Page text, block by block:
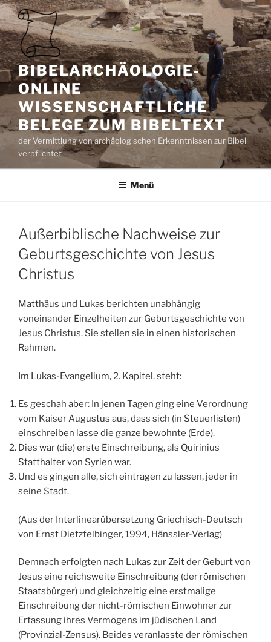
Zum
Inhalt
springen
BIBELARCHÄOLOGIE-
ONLINE
WISSENSCHAFTLICHE
BELEGE ZUM BIBELTEXT
der Vermittlung von archäologischen Erkenntnissen zur Bibel
verpflichtet
Menü
Außerbiblische Nachweise zur
Geburtsgeschichte von Jesus
Christus
Matthäus und Lukas berichten unabhängig
voneinander Einzelheiten zur Geburtsgeschichte von
Jesus Christus. Sie stellen sie in einen historischen
Rahmen.
Im Lukas-Evangelium, 2. Kapitel, steht:
Es geschah aber: In jenen Tagen ging eine Verordnung
vom Kaiser Augustus aus, dass sich (in Steuerlisten)
einschreiben lasse die ganze bewohnte (Erde).
Dies war (die) erste Einschreibung, als Quirinius
Statthalter von Syrien war.
Und es gingen alle, sich eintragen zu lassen, jeder in
seine Stadt.
(Aus der Interlinearübersetzung Griechisch-Deutsch
von Ernst Dietzfelbinger, 1994, Hänssler-Verlag)
Demnach erfolgten nach Lukas zur Zeit der Geburt von
Jesus eine reichsweite Einschreibung (der römischen
Staatsbürger) und gleichzeitig eine erstmalige
Einschreibung der nicht-römischen Einwohner zur
Erfassung ihres Vermögens im jüdischen Land
(Provinzial-Zensus). Beides veranlasste der römischen